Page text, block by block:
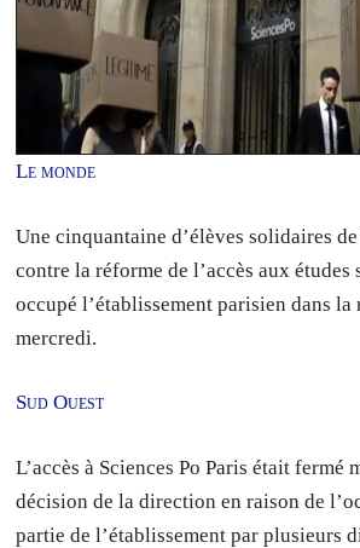
Le monde
Une cinquantaine d’élèves solidaires
contre la réforme de l’accès aux études
occupé l’établissement parisien dans la
mercredi.
Sud Ouest
L’accès à Sciences Po Paris était fermé
décision de la direction en raison de
partie de l’établissement par plusieurs